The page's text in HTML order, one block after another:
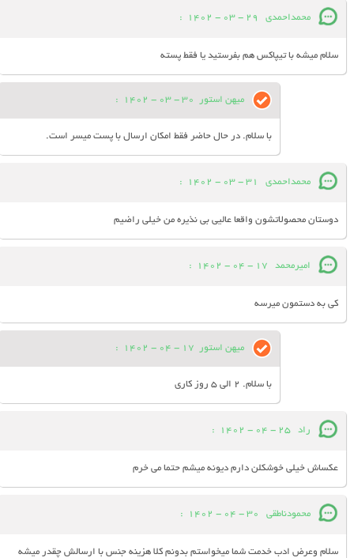
محمداحمدی 29 - 03 - 1402
:
سلام میشه با تیپاکس هم بفرستید یا فقط پسته
میهن استور 30 - 03 - 1402
:
با سلام. در حال حاضر فقط امکان ارسال با پست میسر است.
محمداحمدی 31 - 03 - 1402
:
دوستان محصولاتشون واقعا عالیی بی نذیره من خیلی راضیم
امیرمحمد 17 - 04 - 1402
:
کی به دستمون میرسه
میهن استور 17 - 04 - 1402
:
با سلام. 2 الی 5 روز کاری
راد 25 - 04 - 1402
:
عکساش خیلی خوشکلن دارم دیونه میشم حتما می خرم
محمودناطقی 30 - 04 - 1402
:
سلام وعرض ادب خدمت شما میخواستم بدونم کلا هزینه جنس با ارسالش چقدر میشه